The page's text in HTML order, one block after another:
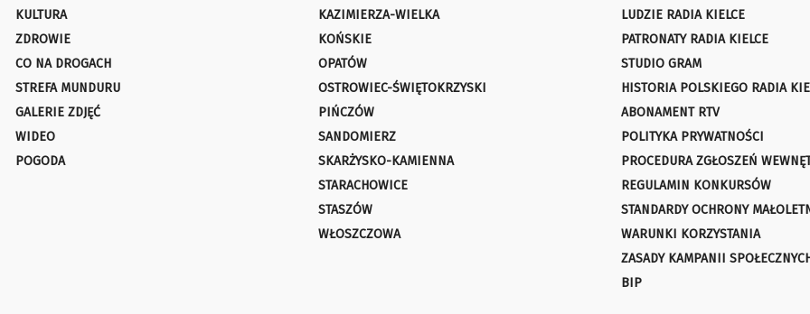
KULTURA
ZDROWIE
CO NA DROGACH
STREFA MUNDURU
GALERIE ZDJĘĆ
WIDEO
POGODA
KAZIMIERZA-WIELKA
KOŃSKIE
OPATÓW
OSTROWIEC-ŚWIĘTOKRZYSKI
PIŃCZÓW
SANDOMIERZ
SKARŻYSKO-KAMIENNA
STARACHOWICE
STASZÓW
WŁOSZCZOWA
LUDZIE RADIA KIELCE
PATRONATY RADIA KIELCE
STUDIO GRAM
HISTORIA POLSKIEGO RADIA
ABONAMENT RTV
POLITYKA PRYWATNOŚCI
PROCEDURA ZGŁOSZEŃ
REGULAMIN KONKURSÓW
STANDARDY OCHRONY
WARUNKI KORZYSTANIA
ZASADY KAMPANII
BIP